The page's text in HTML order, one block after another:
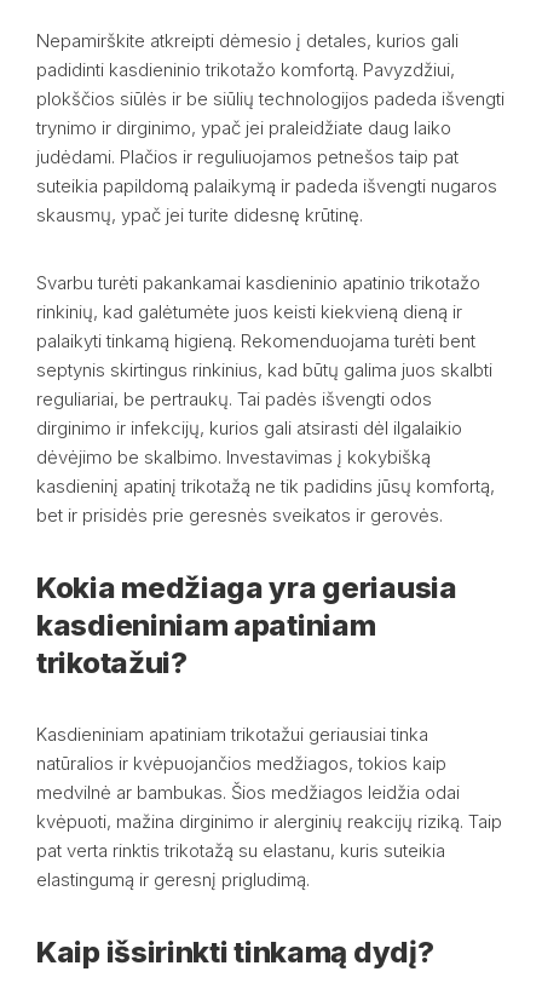
Nepamirškite atkreipti dėmesio į detales, kurios gali
padidinti kasdieninio trikotažo komfortą. Pavyzdžiui,
plokščios siūlės ir be siūlių technologijos padeda išvengti
trynimo ir dirginimo, ypač jei praleidžiate daug laiko
judėdami. Plačios ir reguliuojamos petnešos taip pat
suteikia papildomą palaikymą ir padeda išvengti nugaros
skausmų, ypač jei turite didesnę krūtinę.
Svarbu turėti pakankamai kasdieninio apatinio trikotažo
rinkinių, kad galėtumėte juos keisti kiekvieną dieną ir
palaikyti tinkamą higieną. Rekomenduojama turėti bent
septynis skirtingus rinkinius, kad būtų galima juos skalbti
reguliariai, be pertraukų. Tai padės išvengti odos
dirginimo ir infekcijų, kurios gali atsirasti dėl ilgalaikio
dėvėjimo be skalbimo. Investavimas į kokybišką
kasdieninį apatinį trikotažą ne tik padidins jūsų komfortą,
bet ir prisidės prie geresnės sveikatos ir gerovės.
Kokia medžiaga yra geriausia
kasdieniniam apatiniam
trikotažui?
Kasdieniniam apatiniam trikotažui geriausiai tinka
natūralios ir kvėpuojančios medžiagos, tokios kaip
medvilnė ar bambukas. Šios medžiagos leidžia odai
kvėpuoti, mažina dirginimo ir alerginių reakcijų riziką. Taip
pat verta rinktis trikotažą su elastanu, kuris suteikia
elastingumą ir geresnį prigludimą.
Kaip išsirinkti tinkamą dydį?